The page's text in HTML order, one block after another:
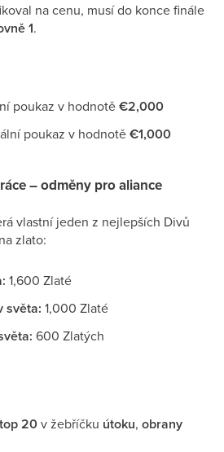
na cenu, musí do konce finále
1.
poukaz v hodnotě€2,000
poukaz v hodnotě€1,000
– odměny pro aliance
vlastní jeden z nejlepších Divů
zlato:
1,600 Zlaté
světa: 1,000 Zlaté
600 Zlatých
top 20v žebříčku útoku, obrany